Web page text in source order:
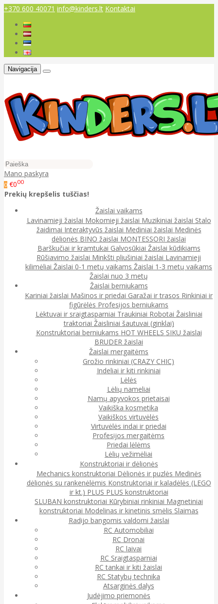
+370 600 40071 info@kinders.lt Kontaktai
Navigacija
Mano paskyra
0 €000
Prekių krepšelis tuščias!
Žaislai vaikams
Lavinamieji žaislai Mokomieji žaislai Muzikiniai žaislai Stalo
žaidimai Interaktyvūs žaislai Mediniai žaislai Medinės
dėlionės BINO žaislai MONTESSORI žaislai
Barškučiai ir kramtukai Galvosūkiai Žaislai kūdikiams
Rūšiavimo žaislai Minkšti pliušiniai žaislai Lavinamieji
kilimėliai Žaislai 0-1 metų vaikams Žaislai 1-3 metų vaikams
Žaislai nuo 3 metų
Žaislai berniukams
Kariniai žaislai Mašinos ir priedai Garažai ir trasos Rinkiniai ir
figūrėlės Profesijos berniukams
Lėktuvai ir sraigtasparniai Traukiniai Robotai Žaisliniai
traktoriai Žaisliniai šautuvai (ginklai)
Konstruktoriai berniukams HOT WHEELS SIKU žaislai
BRUDER žaislai
Žaislai mergaitėms
Grožio rinkiniai (CRAZY CHIC)
Indeliai ir kiti rinkiniai
Lėlės
Lėlių nameliai
Namų apyvokos prietaisai
Vaikiška kosmetika
Vaikiškos virtuvėlės
Virtuvėlės indai ir priedai
Profesijos mergaitėms
Priedai lėlėms
Lėlių vežimėliai
Konstruktoriai ir dėlionės
Mechanics konstruktoriai Dėlionės ir puzlės Medinės
dėlionės su rankenėlėmis Konstruktoriai ir kaladėlės (LEGO
ir kt.) PLUS PLUS konstruktoriai
SLUBAN konstruktoriai Kūrybiniai rinkiniai Magnetiniai
konstruktoriai Modelinas ir kinetinis smėlis Slaimas
Radijo bangomis valdomi žaislai
RC Automobiliai
RC Dronai
RC laivai
RC Sraigtasparniai
RC tankai ir kiti žaislai
RC Statybų technika
Atsarginės dalys
Judėjimo priemonės